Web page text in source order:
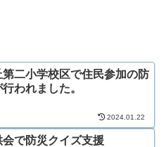
第二小学校区で住民参加の防
われました。
2024.01.22
会で防災クイズ支援